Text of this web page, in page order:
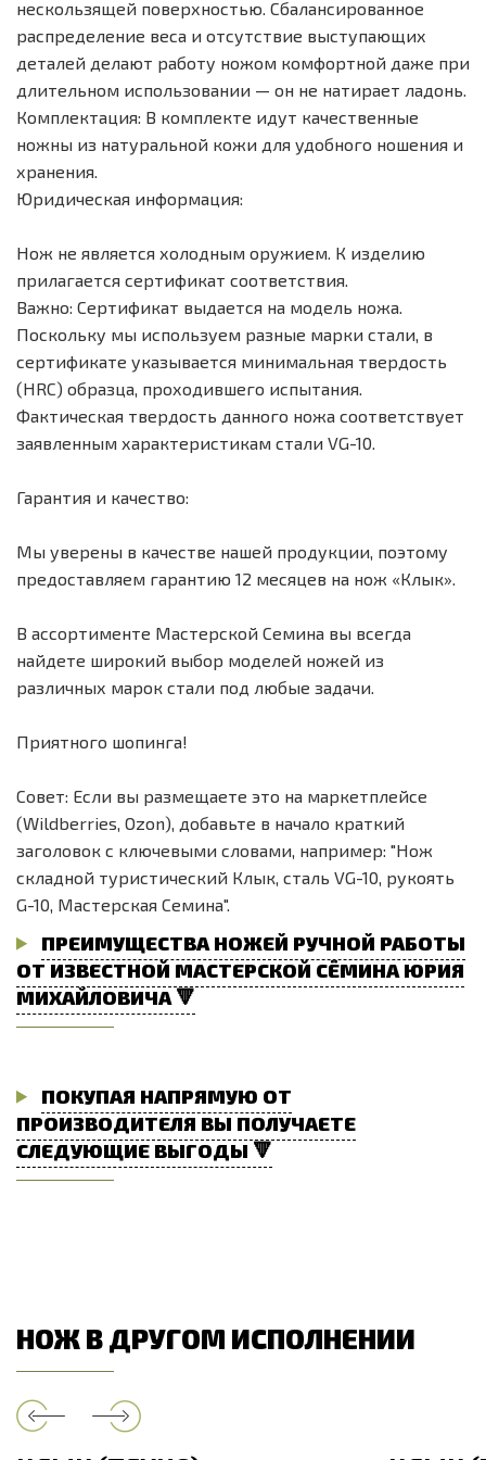
нескользящей поверхностью. Сбалансированное
распределение веса и отсутствие выступающих
деталей делают работу ножом комфортной даже при
длительном использовании — он не натирает ладонь.
Комплектация: В комплекте идут качественные
ножны из натуральной кожи для удобного ношения и
хранения.
Юридическая информация:
Нож не является холодным оружием. К изделию
прилагается сертификат соответствия.
Важно: Сертификат выдается на модель ножа.
Поскольку мы используем разные марки стали, в
сертификате указывается минимальная твердость
(HRC) образца, проходившего испытания.
Фактическая твердость данного ножа соответствует
заявленным характеристикам стали VG-10.
Гарантия и качество:
Мы уверены в качестве нашей продукции, поэтому
предоставляем гарантию 12 месяцев на нож «Клык».
В ассортименте Мастерской Семина вы всегда
найдете широкий выбор моделей ножей из
различных марок стали под любые задачи.
Приятного шопинга!
Совет: Если вы размещаете это на маркетплейсе
(Wildberries, Ozon), добавьте в начало краткий
заголовок с ключевыми словами, например: "Нож
складной туристический Клык, сталь VG-10, рукоять
G-10, Мастерская Семина".
ПРЕИМУЩЕСТВА НОЖЕЙ РУЧНОЙ РАБОТЫ
ОТ ИЗВЕСТНОЙ МАСТЕРСКОЙ СЁМИНА ЮРИЯ
МИХАЙЛОВИЧА 🔻
ПОКУПАЯ НАПРЯМУЮ ОТ
ПРОИЗВОДИТЕЛЯ ВЫ ПОЛУЧАЕТЕ
СЛЕДУЮЩИЕ ВЫГОДЫ 🔻
НОЖ В ДРУГОМ ИСПОЛНЕНИИ